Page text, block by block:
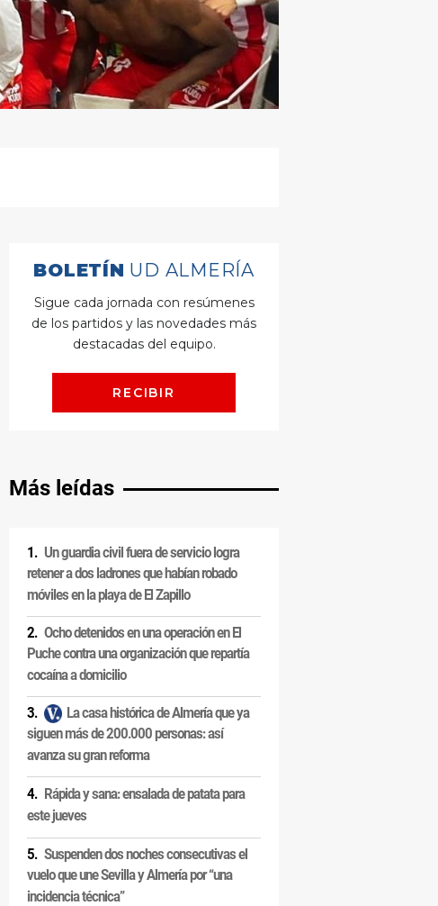
Más leídas
Un guardia civil fuera de servicio logra
retener a dos ladrones que habían robado
móviles en la playa de El Zapillo
Ocho detenidos en una operación en El
Puche contra una organización que repartía
cocaína a domicilio
La casa histórica de Almería que ya
siguen más de 200.000 personas: así
avanza su gran reforma
Rápida y sana: ensalada de patata para
este jueves
Suspenden dos noches consecutivas el
vuelo que une Sevilla y Almería por “una
incidencia técnica”